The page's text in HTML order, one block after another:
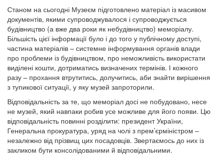
Станом на сьогодні Музеєм підготовлено матеріал із масивом
документів, якими супроводжувалося і супроводжується
будівництво (а вже два роки як небудівництво) меморіалу.
Більшість цієї інформації було і до того у публічному доступі,
частина матеріалів – системне інформування органів влади
про проблеми із будівництвом, про неможливість використати
виділені кошти, дотриматись визначених термінів. І кожного
разу – прохання втрутитись, долучитись, аби знайти вирішення
з тупикової ситуації, у яку музей запроторили.
Відповідальність за те, що меморіал досі не побудовано, несе
не музей, який навпаки робив усе можливе для його появи. Цю
відповідальність повинні розділити: президент України,
Генеральна прокуратура, уряд на чолі з прем’єрміністром –
незалежно від прізвищ цих посадовців. Звертаємось до них із
закликом бути консолідованими й відповідальними.